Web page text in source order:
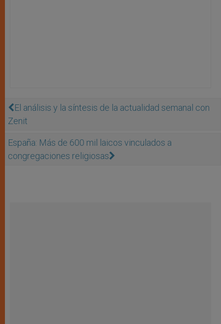
El análisis y la síntesis de la actualidad semanal con
Zenit
España: Más de 600 mil laicos vinculados a
congregaciones religiosas